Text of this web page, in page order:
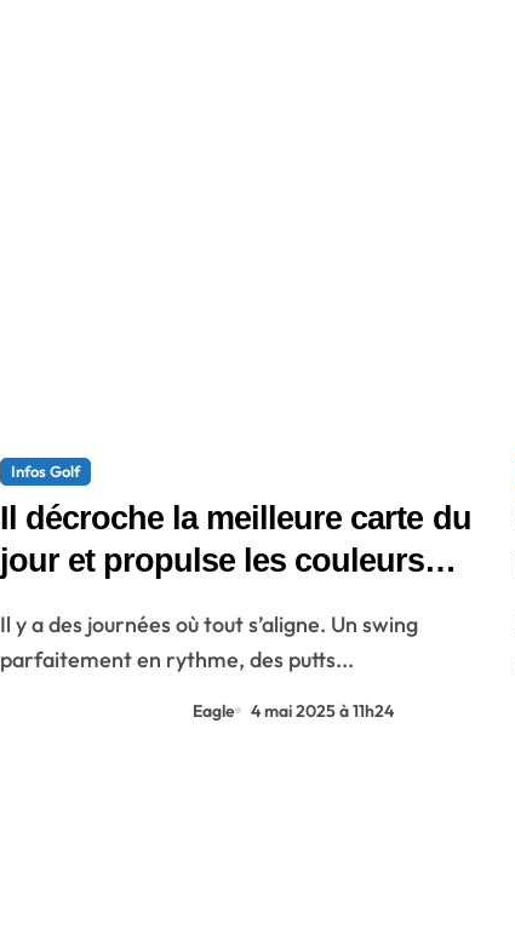
Infos Golf
Il décroche la meilleure carte du
jour et propulse les couleurs
Il y a des journées où tout s’aligne. Un swing
parfaitement en rythme, des putts...
Eagle 4 mai 2025 à 11h24